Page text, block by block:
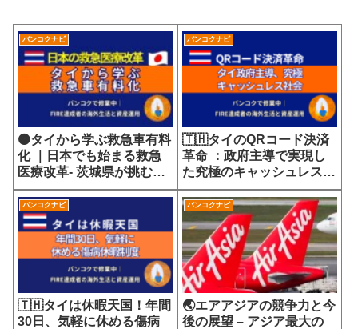
バンコクナビ
🟠タイから学ぶ救急車有料
化 ｜日本でも始まる救急
医療改革- 茨城県が挑む
7700円の選定療養費が示
す医療サービスの未来
バンコクナビ
🇹🇭タイのQRコード決済
革命 ：政府主導で実現し
た究極のキャッシュレス社
会
バンコクナビ
🇹🇭タイは休暇天国！年間
30日、気軽に休める傷病
バンコクナビ
🌏エアアジアの競争力と今
後の展望 – アジア最大の